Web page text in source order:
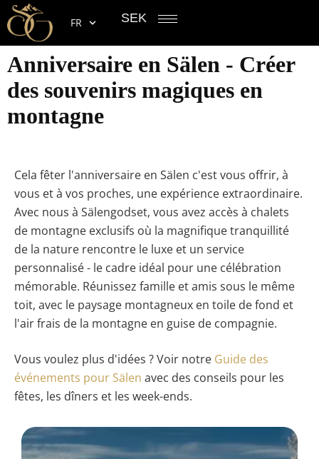
FR SEK
Anniversaire en Sälen - Créer
des souvenirs magiques en
montagne
Cela fêter l'anniversaire en Sälen c'est vous offrir, à
vous et à vos proches, une expérience extraordinaire.
Avec nous à Sälengodset, vous avez accès à chalets
de montagne exclusifs où la magnifique tranquillité
de la nature rencontre le luxe et un service
personnalisé - le cadre idéal pour une célébration
mémorable. Réunissez famille et amis sous le même
toit, avec le paysage montagneux en toile de fond et
l'air frais de la montagne en guise de compagnie.
Vous voulez plus d'idées ? Voir notre Guide des
événements pour Sälen avec des conseils pour les
fêtes, les dîners et les week-ends.